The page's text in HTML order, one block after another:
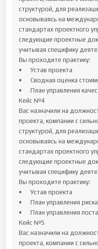
структурой, для
основываясь на
стандартах проектного
следующие проектные
учитывая специфику
Вы проходите практику:
•	Устав проекта
•	Сводная оценка стоимости операций проекта
•	План управления качеством проекта
Кейс №4
Вас назначили на
проекта, компании с
структурой, для
основываясь на
стандартах проектного
следующие проектные
учитывая специфику
Вы проходите практику:
•	Устав проекта
•	План управления рисками проекта
•	План управления поставками проекта
Кейс №5
Вас назначили на
проекта, компании с